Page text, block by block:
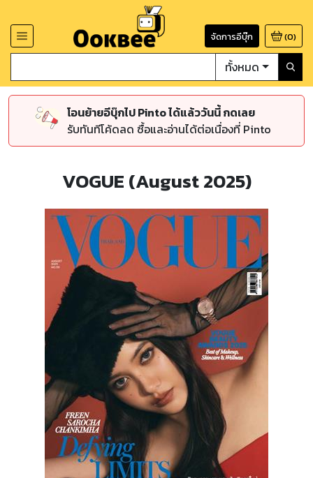
จัดการอีบุ๊ก (0)
ทั้งหมด
โอนย้ายอีบุ๊กไป Pinto ได้แล้ววันนี้ กดเลย
รับทันทีโค้ดลด ซื้อและอ่านได้ต่อเนื่องที่ Pinto
VOGUE (August 2025)